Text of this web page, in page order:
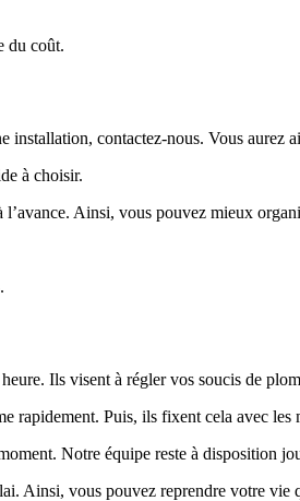
du coût.
contactez-nous. Vous aurez
à choisir.
Ainsi, vous pouvez mieux
Ils visent à régler vos soucis de
rapidement. Puis, ils fixent cela avec les
Notre équipe reste à disposition
Ainsi, vous pouvez reprendre votre vie